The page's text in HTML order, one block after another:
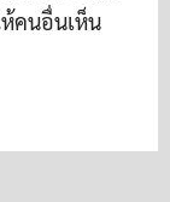
คนอื่นเห็น